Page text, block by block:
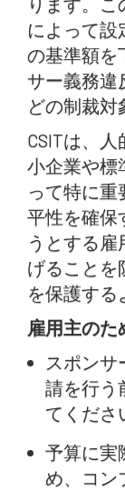
によって設
の基準額を
サー義務違
どの制裁対
CSITは、
小企業や標
って特に
平性を確保
うとする
げることを
を保護する
雇用主のた
スポンサ
請を行う
てくださ
予算に実
め、コン